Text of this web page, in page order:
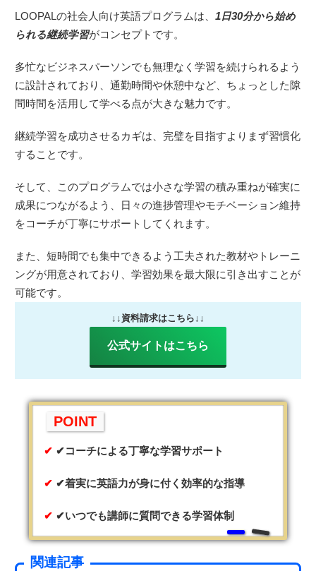
LOOPALの社会人向け英語プログラムは、 1日30分から始め
られる継続学習がコンセプトです。
多忙なビジネスパーソンでも無理なく学習を続けられるよう
に設計されており、通勤時間や休憩中など、ちょっとした隙
間時間を活用して学べる点が大きな魅力です。
継続学習を成功させるカギは、完璧を目指すよりまず習慣化
することです。
そして、このプログラムでは小さな学習の積み重ねが確実に
成果につながるよう、日々の進捗管理やモチベーション維持
をコーチが丁寧にサポートしてくれます。
また、短時間でも集中できるよう工夫された教材やトレーニ
ングが用意されており、学習効果を最大限に引き出すことが
可能です。
↓↓資料請求はこちら↓↓
公式サイトはこちら
POINT
✔コーチによる丁寧な学習サポート
✔着実に英語力が身に付く効率的な指導
✔いつでも講師に質問できる学習体制
関連記事